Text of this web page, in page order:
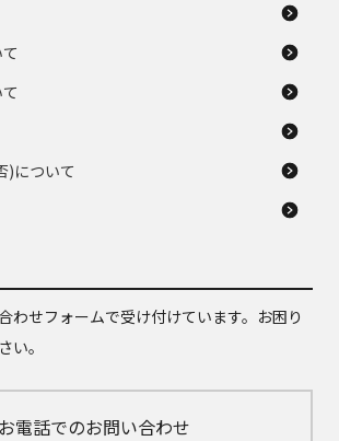
)について
わせフォームで受け付けています。お困り
い。
お電話でのお問い合わせ